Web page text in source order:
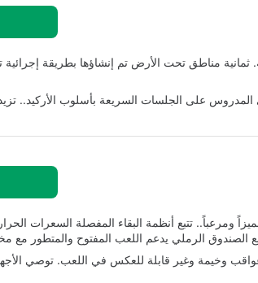
ثمانية مناطق تحت الأرض تم إنشاؤها بطريقة
على الجلسات السريعة بأسلوب الأركيد..
ومرعباً.. تتبع أنظمة البقاء المفصلة السعرات
وخيمة وغير قابلة للعكس في اللعب. توصي